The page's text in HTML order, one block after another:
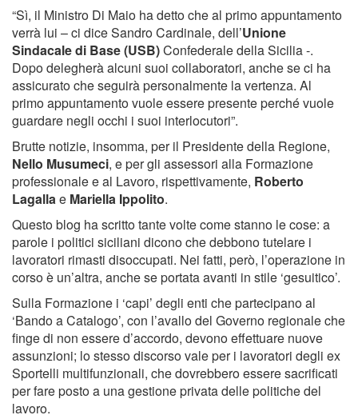
“Sì, il Ministro Di Maio ha detto che al primo appuntamento
verrà lui – ci dice Sandro Cardinale, dell’Unione
Sindacale di Base (USB)Confederale della Sicilia -.
Dopo delegherà alcuni suoi collaboratori, anche se ci ha
assicurato che seguirà personalmente la vertenza. Al
primo appuntamento vuole essere presente perché vuole
guardare negli occhi i suoi interlocutori”.
Brutte notizie, insomma, per il Presidente della Regione,
Nello Musumeci, e per gli assessori alla Formazione
professionale e al Lavoro, rispettivamente, Roberto
Lagallae Mariella Ippolito.
Questo blog ha scritto tante volte come stanno le cose: a
parole i politici siciliani dicono che debbono tutelare i
lavoratori rimasti disoccupati. Nei fatti, però, l’operazione in
corso è un’altra, anche se portata avanti in stile ‘gesuitico’.
Sulla Formazione i ‘capi’ degli enti che partecipano al
‘Bando a Catalogo’, con l’avallo del Governo regionale che
finge di non essere d’accordo, devono effettuare nuove
assunzioni; lo stesso discorso vale per i lavoratori degli ex
Sportelli multifunzionali, che dovrebbero essere sacrificati
per fare posto a una gestione privata delle politiche del
lavoro.